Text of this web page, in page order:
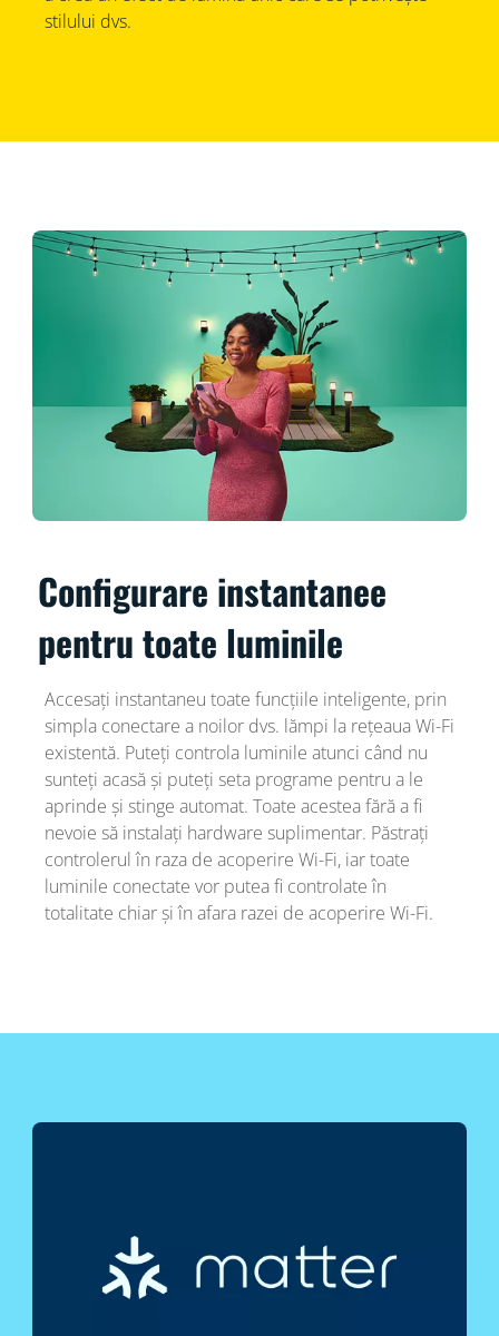
stilului dvs.
Configurare instantanee
pentru toate luminile
Accesați instantaneu toate funcțiile inteligente, prin
simpla conectare a noilor dvs. lămpi la rețeaua Wi-Fi
existentă. Puteți controla luminile atunci când nu
sunteți acasă și puteți seta programe pentru a le
aprinde și stinge automat. Toate acestea fără a fi
nevoie să instalați hardware suplimentar. Păstrați
controlerul în raza de acoperire Wi-Fi, iar toate
luminile conectate vor putea fi controlate în
totalitate chiar și în afara razei de acoperire Wi-Fi.